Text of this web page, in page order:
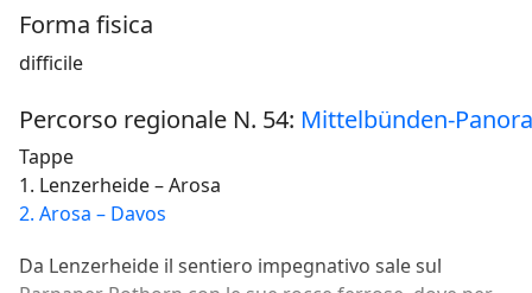
Forma fisica
difficile
Percorso regionale N. 54: Mittelbünden-
Tappe
1. Lenzerheide – Arosa
2. Arosa – Davos
Da Lenzerheide il sentiero impegnativo sale sul